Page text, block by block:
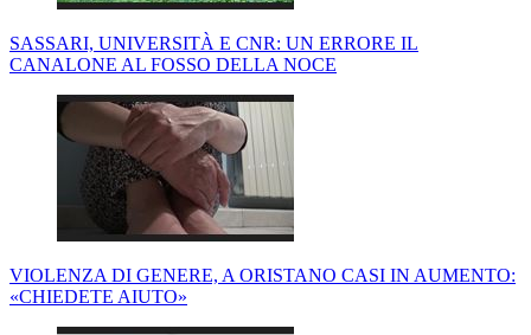
SASSARI, UNIVERSITÀ E CNR: UN ERRORE IL
CANALONE AL FOSSO DELLA NOCE
VIOLENZA DI GENERE, A ORISTANO CASI IN AUMENTO:
«CHIEDETE AIUTO»